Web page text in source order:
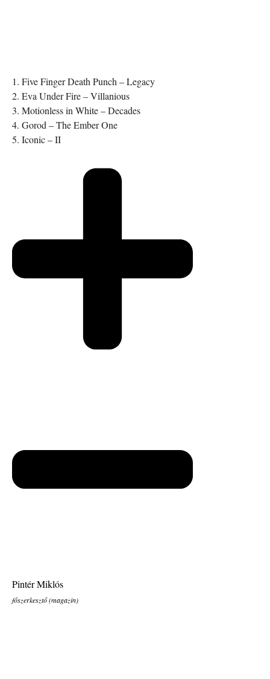
1. Five Finger Death Punch – Legacy
2. Eva Under Fire – Villanious
3. Motionless in White – Decades
4. Gorod – The Ember One
5. Iconic – II
Pintér Miklós
főszerkesztő (magazin)